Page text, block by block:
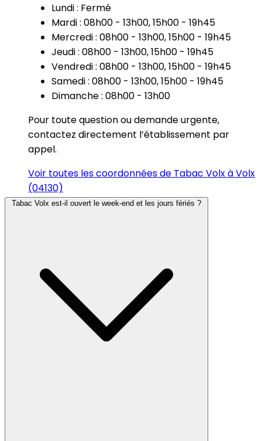
Lundi : Fermé
Mardi : 08h00 - 13h00, 15h00 - 19h45
Mercredi : 08h00 - 13h00, 15h00 - 19h45
Jeudi : 08h00 - 13h00, 15h00 - 19h45
Vendredi : 08h00 - 13h00, 15h00 - 19h45
Samedi : 08h00 - 13h00, 15h00 - 19h45
Dimanche : 08h00 - 13h00
Pour toute question ou demande urgente,
contactez directement l’établissement par
appel.
Voir toutes les coordonnées de Tabac Volx à Volx
(04130)
Tabac Volx est-il ouvert le week-end et les jours fériés ?